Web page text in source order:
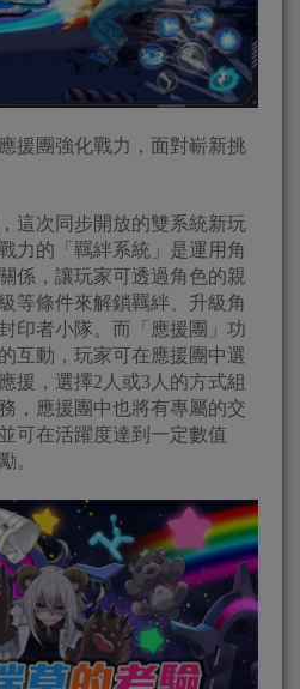
援團強化戰力，面對嶄新挑
這次同步開放的雙系統新玩
力的「羈絆系統」是運用角
係，讓玩家可透過角色的親
等條件來解鎖羈絆、升級角
印者小隊。而「應援團」功
互動，玩家可在應援團中選
援，選擇2人或3人的方式組
，應援團中也將有專屬的交
可在活躍度達到一定數值
。